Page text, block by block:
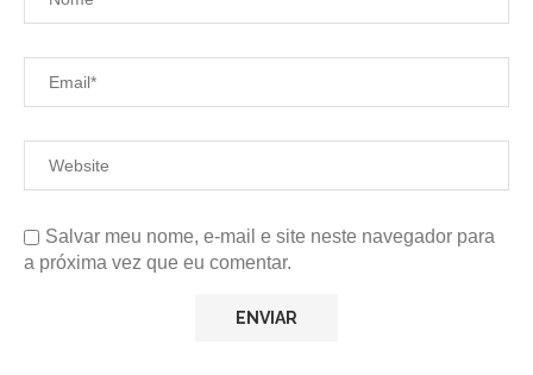
Salvar meu nome, e-mail e site neste navegador para
a próxima vez que eu comentar.